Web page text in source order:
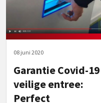
08 juni 2020
Garantie Covid-19
veilige entree:
Perfect